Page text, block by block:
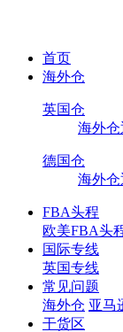
首页
海外仓
英国仓
海外
德国仓
海外
FBA头程
欧美FBA头
国际专线
英国专线
常见问题
海外仓 亚马
干货区